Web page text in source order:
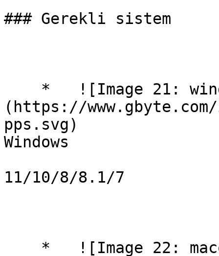
### Gerekli sistem
(https://
pps.svg)
Windows
11/10/8/8.1/7